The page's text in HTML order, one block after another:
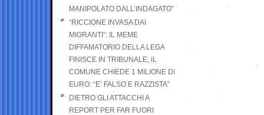
MANIPOLATO DALL’INDAGATO”
“RICCIONE INVASA DAI
MIGRANTI”: IL MEME
DIFFAMATORIO DELLA LEGA
FINISCE IN TRIBUNALE, iL
COMUNE CHIEDE 1 MILIONE DI
EURO: “E’ FALSO E RAZZISTA”
DIETRO GLI ATTACCHI A
REPORT PER FAR FUORI